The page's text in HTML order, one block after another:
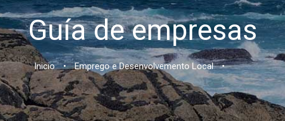
Guía de empresas
Inicio • Emprego e Desenvolvemento Local •